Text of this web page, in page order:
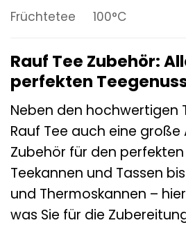
Früchtetee 100°C
Rauf Tee Zubehör:
perfekten
Neben den hochwertigen
Rauf Tee auch eine große
Zubehör für den
Teekannen und Tassen
und Thermoskannen –
was Sie für die